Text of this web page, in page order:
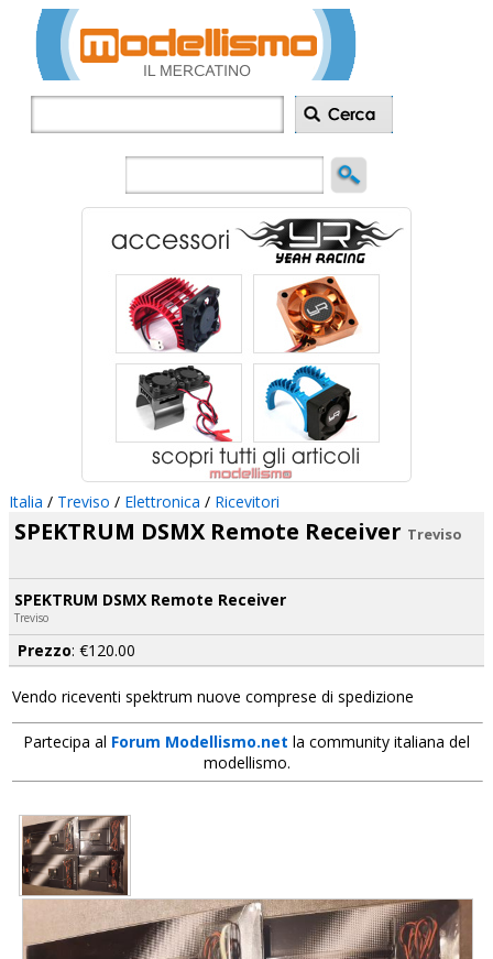
Italia / Treviso / Elettronica / Ricevitori
SPEKTRUM DSMX Remote Receiver Treviso
SPEKTRUM DSMX Remote Receiver
Treviso
Prezzo: €120.00
Vendo riceventi spektrum nuove comprese di spedizione
Partecipa al Forum Modellismo.net la community italiana del
modellismo.